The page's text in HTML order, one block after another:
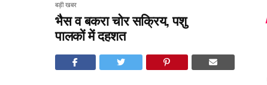
बड़ी खबर
भैस व बकरा चोर सक्रिय, पशु
पालकों में दहशत